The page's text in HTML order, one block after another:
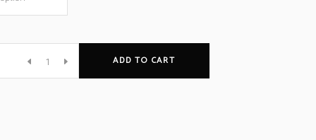
ADD TO CART